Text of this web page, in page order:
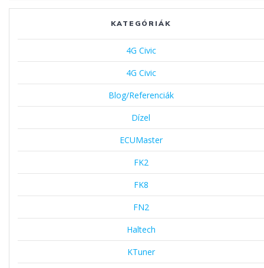
KATEGÓRIÁK
4G Civic
4G Civic
Blog/Referenciák
Dízel
ECUMaster
FK2
FK8
FN2
Haltech
KTuner